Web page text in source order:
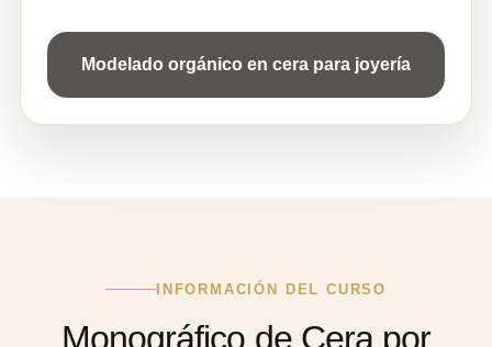
INFORMACIÓN DEL CURSO
Monográfico de Cera por